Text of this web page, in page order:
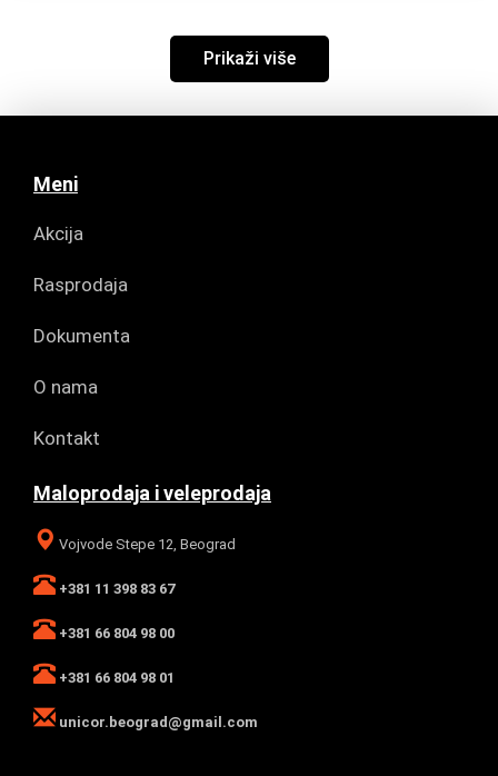
Prikaži više
Meni
Akcija
Rasprodaja
Dokumenta
O nama
Kontakt
Maloprodaja i veleprodaja
Vojvode Stepe 12, Beograd
+381 11 398 83 67
+381 66 804 98 00
+381 66 804 98 01
unicor.beograd@gmail.com